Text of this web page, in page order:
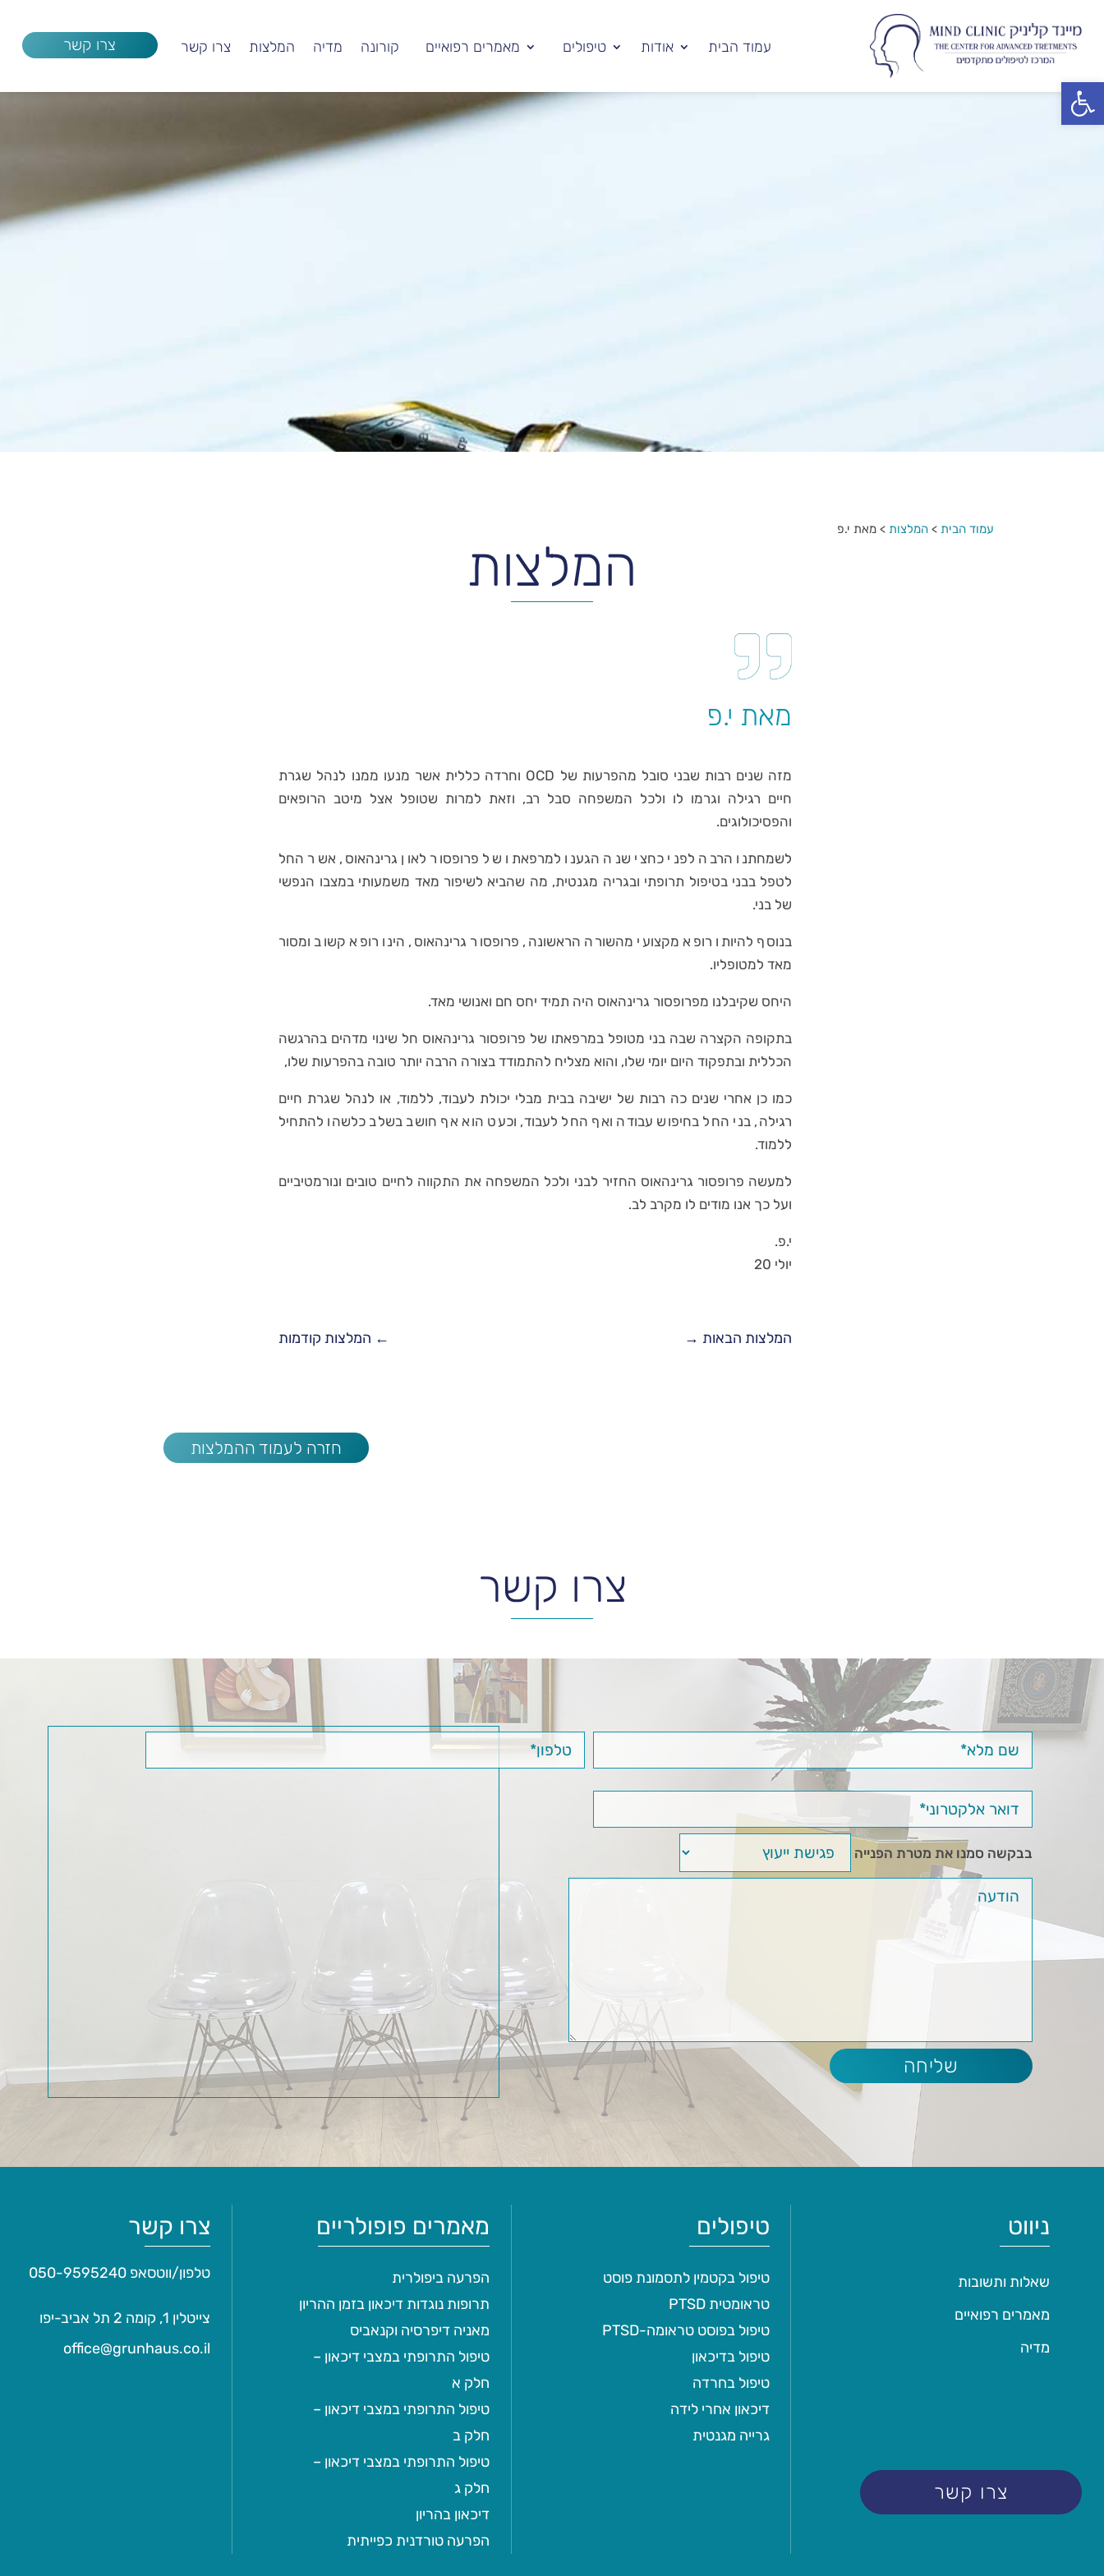
פתח סרגל נגישות
צרו קשר צרו קשר המלצות מדיה קורונה מאמרים רפואיים טיפולים אודות עמוד הבית
עמוד הבית >המלצות >מאת י.פ
המלצות
מאת י.פ
מזה שנים רבות שבני סובל מהפרעות של OCD וחרדה כללית אשר מנעו ממנו לנהל שגרת
חיים רגילה וגרמו לו ולכל המשפחה סבל רב, וזאת למרות שטופל אצל מיטב הרופאים
והפסיכולוגים.
לשמחתנו הרבה לפני כחצי שנה הגענו למרפאתו של פרופסור לאון גרינהאוס, אשר החל
לטפל בבני בטיפול תרופתי ובגריה מגנטית, מה שהביא לשיפור מאד משמעותי במצבו הנפשי
של בני.
בנוסף להיותו רופא מקצועי מהשורה הראשונה, פרופסור גרינהאוס, הינו רופא קשוב ומסור
מאד למטופליו.
היחס שקיבלנו מפרופסור גרינהאוס היה תמיד יחס חם ואנושי מאד.
בתקופה הקצרה שבה בני מטופל במרפאתו של פרופסור גרינהאוס חל שינוי מדהים בהרגשה
הכללית ובתפקוד היום יומי שלו, והוא מצליח להתמודד בצורה הרבה יותר טובה בהפרעות שלו,
כמו כן אחרי שנים כה רבות של ישיבה בבית מבלי יכולת לעבוד, ללמוד, או לנהל שגרת חיים
רגילה, בני החל בחיפוש עבודה ואף החל לעבוד, וכעט הוא אף חושב בשלב כלשהו להתחיל
ללמוד.
למעשה פרופסור גרינהאוס החזיר לבני ולכל המשפחה את התקווה לחיים טובים ונורמטיביים
ועל כך אנו מודים לו מקרב לב.
י.פ.
יולי 20
← המלצות קודמות המלצות הבאות →
חזרה לעמוד ההמלצות
צרו קשר
בבקשה סמנו את מטרת הפנייה
צרו קשר
טלפון/ווטסאפ050-9595240
צייטלין 1, קומה 2 תל אביב-יפו
office@grunhaus.co.il‏
מאמרים פופולריים
הפרעה ביפולרית
תרופות נוגדות דיכאון בזמן ההריון
מאניה דיפרסיה וקנאביס
טיפול התרופתי במצבי דיכאון –
חלק א
טיפול התרופתי במצבי דיכאון –
חלק ב
טיפול התרופתי במצבי דיכאון –
חלק ג
דיכאון בהריון
הפרעה טורדנית כפייתית
טיפולים
טיפול בקטמין לתסמונת פוסט
טראומטית PTSD
טיפול בפוסט טראומה-PTSD
טיפול בדיכאון
טיפול בחרדה
דיכאון אחרי לידה
גרייה מגנטית
ניווט
שאלות ותשובות
מאמרים רפואיים
מדיה
צרו קשר